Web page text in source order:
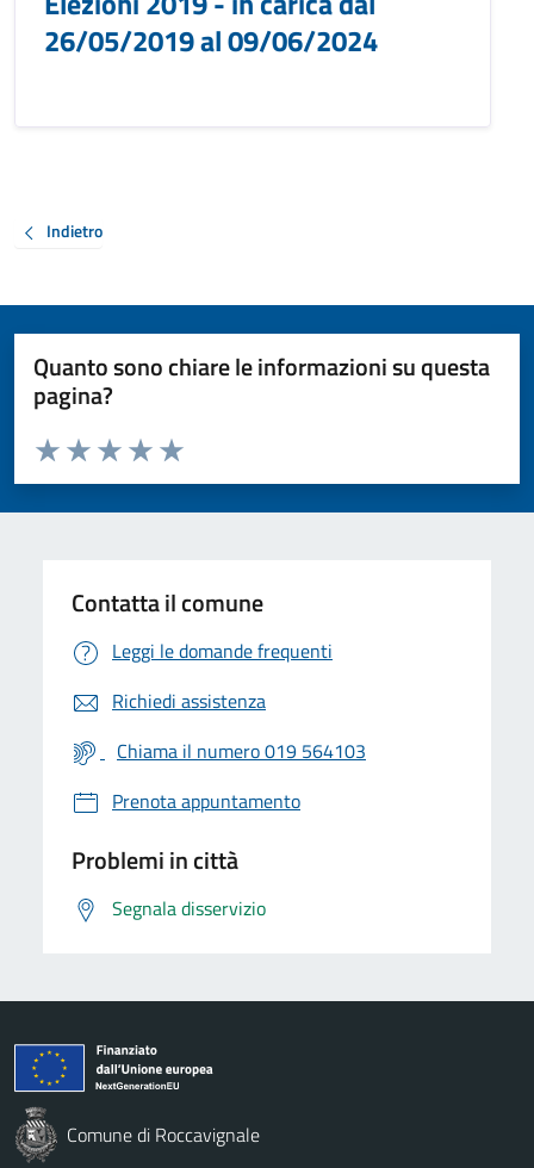
26/05/2019 al 09/06/2024
Indietro
Quanto sono chiare le informazioni su questa
pagina?
Valuta da 1 a 5 stelle la pagina
Valuta 5 stelle su 5
Valuta 4 stelle su 5
Valuta 3 stelle su 5
Valuta 2 stelle su 5
Valuta 1 stelle su 5
Contatta il comune
Leggi le domande frequenti
Richiedi assistenza
Chiama il numero 019 564103
Prenota appuntamento
Problemi in città
Segnala disservizio
Comune di Roccavignale